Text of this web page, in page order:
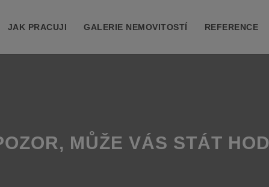
JAK PRACUJI GALERIE NEMOVITOSTÍ REFERENCE
MŮŽE VÁS STÁT